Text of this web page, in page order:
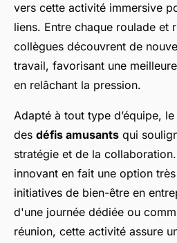
vers cette activité immersive
liens. Entre chaque roulade et
collègues découvrent de
travail, favorisant une
en relâchant la pression.
Adapté à tout type d’équipe,
des défis amusants qui
stratégie et de la
innovant en fait une option
initiatives de bien-être en
d'une journée dédiée ou
réunion, cette activité assure